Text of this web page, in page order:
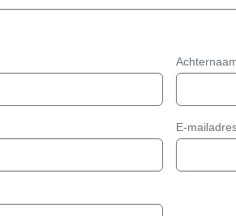
E-